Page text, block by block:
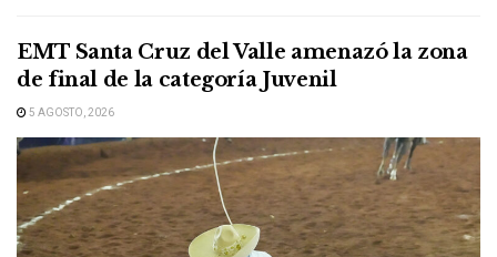
EMT Santa Cruz del Valle amenazó la zona
de final de la categoría Juvenil
5 AGOSTO, 2026